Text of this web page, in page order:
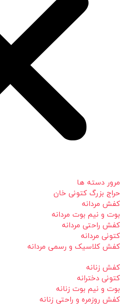
مرور دسته ها
حراج بزرگ کتونی خان
کفش مردانه
بوت و نیم بوت مردانه
کفش راحتی مردانه
کتونی مردانه
کفش کلاسیک و رسمی مردانه
کفش زنانه
کتونی دخترانه
بوت و نیم بوت زنانه
کفش روزمره و راحتی زنانه